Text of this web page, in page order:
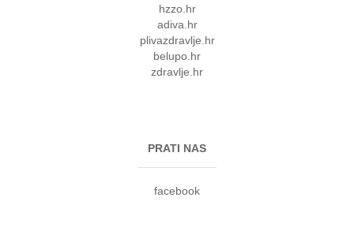
hzzo.hr
adiva.hr
plivazdravlje.hr
belupo.hr
zdravlje.hr
PRATI NAS
facebook